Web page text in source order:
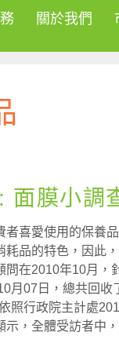
關於我們
面膜小調
者喜愛使用的保養
耗品的特色，因此
問在2010年10月，
月07日，總共回
照行政院主計處
示，全體受訪者中